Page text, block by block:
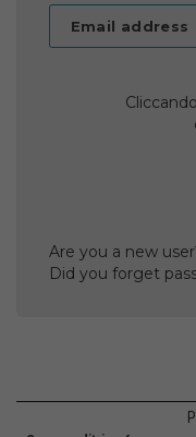
Email address
Are you a new
Did you forget